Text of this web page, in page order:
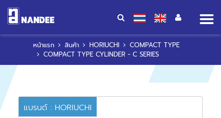
หน้าแรก สินค้า HORIUCHI
COMPACT TYPE
COMPACT TYPE CYLINDER - C SERIES
แบรนด์ : HORIUCHI